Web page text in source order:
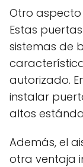
Otro
Estas
sistemas de
autorizado.
instalar
altos
Además, el
otra ventaja